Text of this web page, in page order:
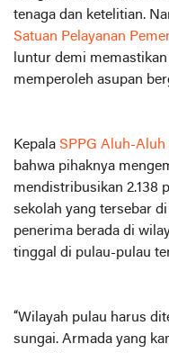
tenaga dan ketelitian.
Satuan Pelayanan
luntur demi
memperoleh asupan
Kepala SPPG Aluh-Aluh
bahwa pihaknya
mendistribusikan 2.138
sekolah yang tersebar di
penerima berada di
tinggal di pulau-pulau
“Wilayah pulau harus
sungai. Armada yang